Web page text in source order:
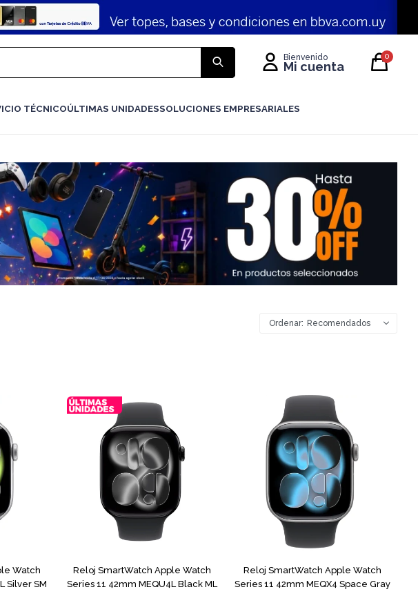
TÉCNICOÚLTIMAS UNIDADESSOLUCIONES EMPRESARIALES
0
Recomendados
Watch
Silver SM
Reloj SmartWatch Apple Watch
Series 11 42mm MEQU4L Black ML
Reloj SmartWatch Apple Watch
Series 11 42mm MEQX4 Space Gray